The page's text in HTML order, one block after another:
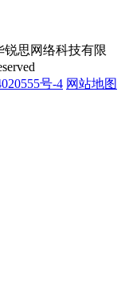
锐思网络科技有限
号-4 网站地图